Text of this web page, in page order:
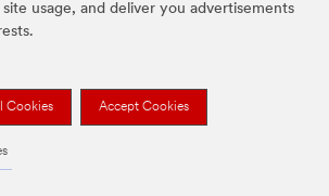
usage, and deliver you advertisements
Cookies Accept Cookies